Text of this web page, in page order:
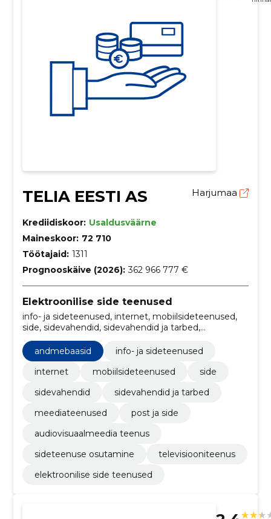
TELIA EESTI AS Harjumaa
Krediidiskoor: Usaldusväärne
Maineskoor: 72 710
Töötajaid: 1311
Prognooskäive (2026): 362 966 777 €
Elektroonilise side teenused
info- ja sideteenused, internet, mobiilsideteenused,
side, sidevahendid, sidevahendid ja tarbed,
andmeedastusteenused
andmebaasid
info- ja sideteenused
internet
mobiilsideteenused
side
sidevahendid
sidevahendid ja tarbed
meediateenused
post ja side
audiovisuaalmeedia teenus
sideteenuse osutamine
televisiooniteenus
elektroonilise side teenused